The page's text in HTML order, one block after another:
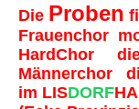
Die Proben
Frauenchor
HardChor
Männerchor
im LISDORF